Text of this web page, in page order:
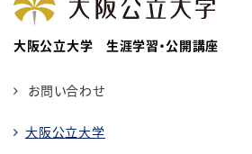
大阪公立大学 生涯学習・公開講座
お問い合わせ
大阪公立大学